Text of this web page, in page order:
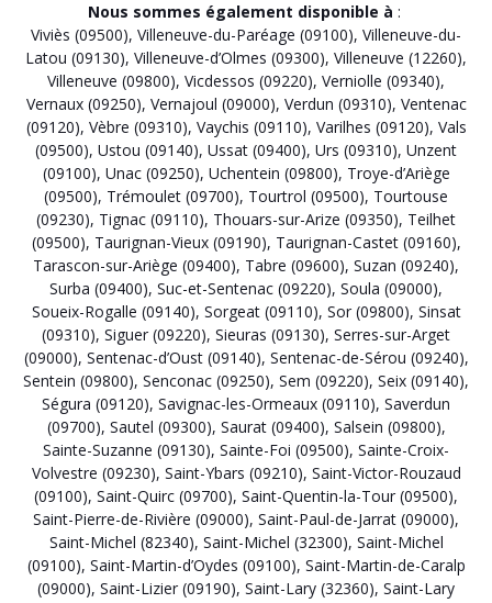
Nous sommes également disponible à :
Viviès (09500), Villeneuve-du-Paréage (09100), Villeneuve-du-
Latou (09130), Villeneuve-d’Olmes (09300), Villeneuve (12260),
Villeneuve (09800), Vicdessos (09220), Verniolle (09340),
Vernaux (09250), Vernajoul (09000), Verdun (09310), Ventenac
(09120), Vèbre (09310), Vaychis (09110), Varilhes (09120), Vals
(09500), Ustou (09140), Ussat (09400), Urs (09310), Unzent
(09100), Unac (09250), Uchentein (09800), Troye-d’Ariège
(09500), Trémoulet (09700), Tourtrol (09500), Tourtouse
(09230), Tignac (09110), Thouars-sur-Arize (09350), Teilhet
(09500), Taurignan-Vieux (09190), Taurignan-Castet (09160),
Tarascon-sur-Ariège (09400), Tabre (09600), Suzan (09240),
Surba (09400), Suc-et-Sentenac (09220), Soula (09000),
Soueix-Rogalle (09140), Sorgeat (09110), Sor (09800), Sinsat
(09310), Siguer (09220), Sieuras (09130), Serres-sur-Arget
(09000), Sentenac-d’Oust (09140), Sentenac-de-Sérou (09240),
Sentein (09800), Senconac (09250), Sem (09220), Seix (09140),
Ségura (09120), Savignac-les-Ormeaux (09110), Saverdun
(09700), Sautel (09300), Saurat (09400), Salsein (09800),
Sainte-Suzanne (09130), Sainte-Foi (09500), Sainte-Croix-
Volvestre (09230), Saint-Ybars (09210), Saint-Victor-Rouzaud
(09100), Saint-Quirc (09700), Saint-Quentin-la-Tour (09500),
Saint-Pierre-de-Rivière (09000), Saint-Paul-de-Jarrat (09000),
Saint-Michel (82340), Saint-Michel (32300), Saint-Michel
(09100), Saint-Martin-d’Oydes (09100), Saint-Martin-de-Caralp
(09000), Saint-Lizier (09190), Saint-Lary (32360), Saint-Lary